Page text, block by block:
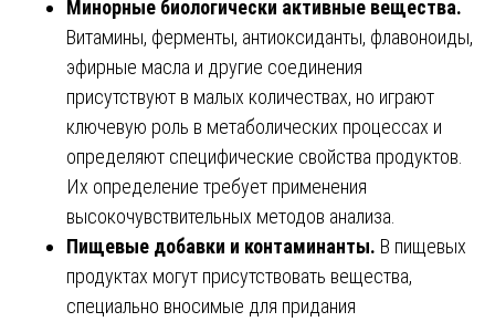
Минорные биологически активные вещества.
Витамины, ферменты, антиоксиданты, флавоноиды,
эфирные масла и другие соединения
присутствуют в малых количествах, но играют
ключевую роль в метаболических процессах и
определяют специфические свойства продуктов.
Их определение требует применения
высокочувствительных методов анализа.
Пищевые добавки и контаминанты. В пищевых
продуктах могут присутствовать вещества,
специально вносимые для придания